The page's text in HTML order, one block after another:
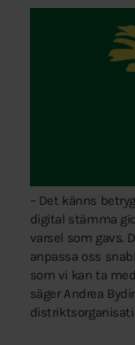
– Det känns
digital stämma
varsel som gavs.
anpassa oss
som vi kan ta
säger Andrea